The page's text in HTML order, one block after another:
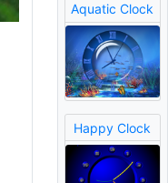
Aquatic Clock
Happy Clock